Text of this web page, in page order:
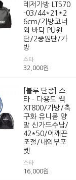
레저가방 LT570
-03/44*21*2
6cm/가방코너
와 바닥 PU원
단/2중원단/가
방
스타
32,000원
[블루 단종] 스
타 - 다용도 쌕
XT800/가방/축
구화 유니폼 양
말 신가드수납/
42*50/어깨끈
조절/내외부포
켓
스타
16,000원